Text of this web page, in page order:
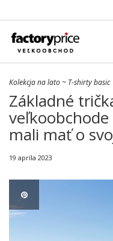
Kolekcja na lato~ T-shirty basic
Základné
mali mať o
19 apríla 2023